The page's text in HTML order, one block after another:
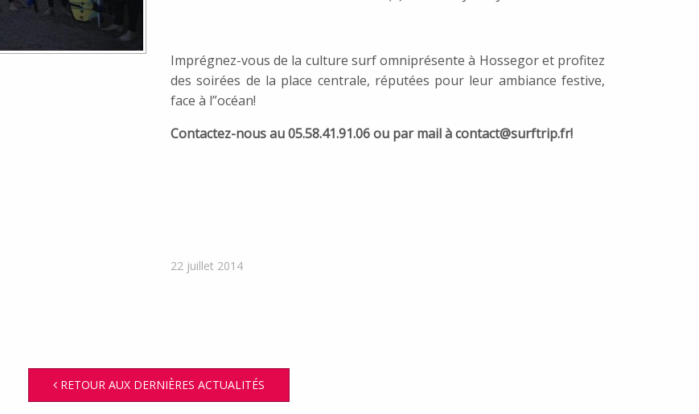
Imprégnez-vous de la culture surf omniprésente à Hossegor et profitez
des soirées de la place centrale, réputées pour leur ambiance festive,
face à l”océan!
Contactez-nous au 05.58.41.91.06 ou par mail à contact@surftrip.fr!
22 juillet 2014
RETOUR AUX DERNIÈRES ACTUALITÉS